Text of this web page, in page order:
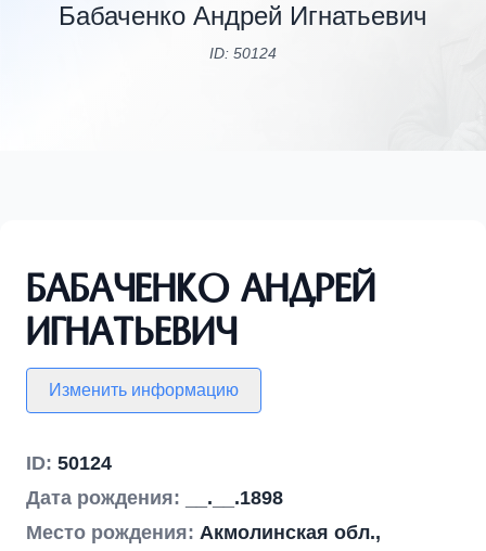
Бабаченко Андрей Игнатьевич
ID: 50124
Бабаченко Андрей
Игнатьевич
Изменить информацию
ID: 50124
Дата рождения:
__.__.1898
Место рождения: Акмолинская обл.,